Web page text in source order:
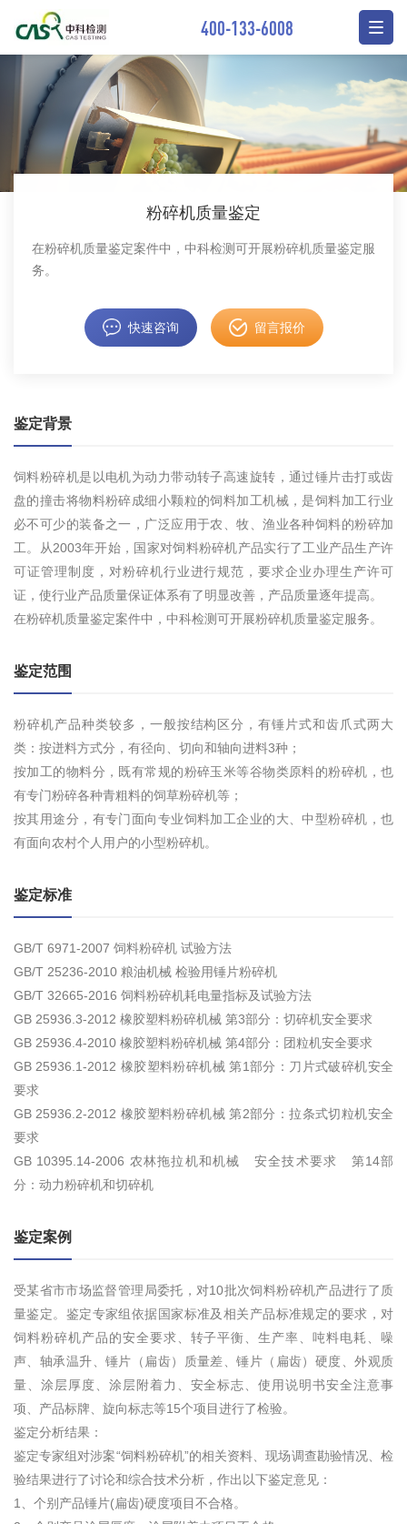
400-133-6008
粉碎机质量鉴定
在粉碎机质量鉴定案件中，中科检测可开展粉碎机质量鉴定服
务。
快速咨询 留言报价
鉴定背景
饲料粉碎机是以电机为动力带动转子高速旋转，通过锤片击打或齿
盘的撞击将物料粉碎成细小颗粒的饲料加工机械，是饲料加工行业
必不可少的装备之一，广泛应用于农、牧、渔业各种饲料的粉碎加
工。从2003年开始，国家对饲料粉碎机产品实行了工业产品生产许
可证管理制度，对粉碎机行业进行规范，要求企业办理生产许可
证，使行业产品质量保证体系有了明显改善，产品质量逐年提高。
在粉碎机质量鉴定案件中，中科检测可开展粉碎机质量鉴定服务。
鉴定范围
粉碎机产品种类较多，一般按结构区分，有锤片式和齿爪式两大
类：按迸料方式分，有径向、切向和轴向进料3种；
按加工的物料分，既有常规的粉碎玉米等谷物类原料的粉碎机，也
有专门粉碎各种青粗料的饲草粉碎机等；
按其用途分，有专门面向专业饲料加工企业的大、中型粉碎机，也
有面向农村个人用户的小型粉碎机。
鉴定标准
GB/T 6971-2007 饲料粉碎机 试验方法
GB/T 25236-2010 粮油机械 检验用锤片粉碎机
GB/T 32665-2016 饲料粉碎机耗电量指标及试验方法
GB 25936.3-2012 橡胶塑料粉碎机械 第3部分：切碎机安全要求
GB 25936.4-2010 橡胶塑料粉碎机械 第4部分：团粒机安全要求
GB 25936.1-2012 橡胶塑料粉碎机械 第1部分：刀片式破碎机安全
要求
GB 25936.2-2012 橡胶塑料粉碎机械 第2部分：拉条式切粒机安全
要求
GB 10395.14-2006 农林拖拉机和机械 安全技术要求 第14部
分：动力粉碎机和切碎机
鉴定案例
受某省市市场监督管理局委托，对10批次饲料粉碎机产品进行了质
量鉴定。鉴定专家组依据国家标准及相关产品标准规定的要求，对
饲料粉碎机产品的安全要求、转子平衡、生产率、吨料电耗、噪
声、轴承温升、锤片（扁齿）质量差、锤片（扁齿）硬度、外观质
量、涂层厚度、涂层附着力、安全标志、使用说明书安全注意事
项、产品标牌、旋向标志等15个项目进行了检验。
鉴定分析结果：
鉴定专家组对涉案“饲料粉碎机”的相关资料、现场调查勘验情况、检
验结果进行了讨论和综合技术分析，作出以下鉴定意见：
1、个别产品锤片(扁齿)硬度项目不合格。